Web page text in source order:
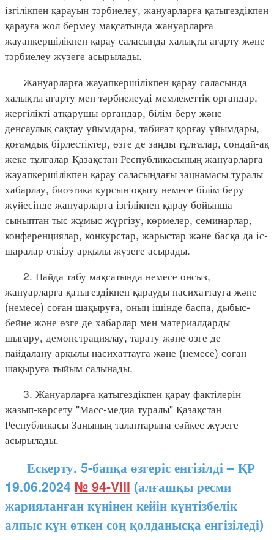
ізгілікпен қарауын тәрбиелеу, жануарларға қатыгездікпен
қарауға жол бермеу мақсатында жануарларға
жауапкершілікпен қарау саласында халықты ағарту және
тәрбиелеу жүзеге асырылады.
Жануарларға жауапкершілікпен қарау саласында
халықты ағарту мен тәрбиелеуді мемлекеттік органдар,
жергілікті атқарушы органдар, білім беру және
денсаулық сақтау ұйымдары, табиғат қорғау ұйымдары,
қоғамдық бірлестіктер, өзге де заңды тұлғалар, сондай-ақ
жеке тұлғалар Қазақстан Республикасының жануарларға
жауапкершілікпен қарау саласындағы заңнамасы туралы
хабарлау, биоэтика курсын оқыту немесе білім беру
жүйесінде жануарларға ізгілікпен қарау бойынша
сыныптан тыс жұмыс жүргізу, көрмелер, семинарлар,
конференциялар, конкурстар, жарыстар және басқа да іс-
шаралар өткізу арқылы жүзеге асырады.
2. Пайда табу мақсатында немесе онсыз,
жануарларға қатыгездікпен қарауды насихаттауға және
(немесе) соған шақыруға, оның ішінде баспа, дыбыс-
бейне және өзге де хабарлар мен материалдарды
шығару, демонстрациялау, тарату және өзге де
пайдалану арқылы насихаттауға және (немесе) соған
шақыруға тыйым салынады.
3. Жануарларға қатыгездікпен қарау фактілерін
жазып-көрсету "Масс-медиа туралы" Қазақстан
Республикасы Заңының талаптарына сәйкес жүзеге
асырылады.
Ескерту. 5-бапқа өзгеріс енгізілді – ҚР
19.06.2024 № 94-VIII (алғашқы ресми
жарияланған күнінен кейін күнтізбелік
алпыс күн өткен соң қолданысқа енгізіледі)